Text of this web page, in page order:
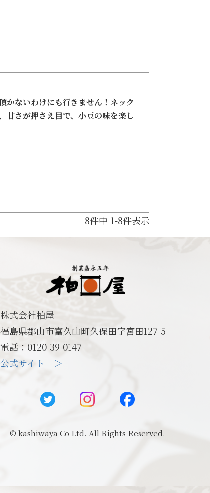
かないわけにも行きません！ネック
甘さが押さえ目で、小豆の味を楽し
8件中 1-8件表示
株式会社柏屋
福島県郡山市富久山町久保田字宮田127-5
電話：0120-39-0147
公式サイト ＞
© kashiwaya Co.Ltd. All Rights Reserved.